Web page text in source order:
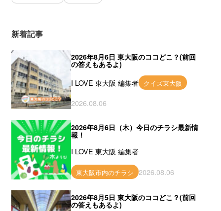
新着記事
2026年8月6日 東大阪のココどこ？(前回
の答えもあるよ)
I LOVE 東大阪 編集者 クイズ東大阪
2026.08.06
2026年8月6日（木）今日のチラシ最新情
報！
I LOVE 東大阪 編集者
東大阪市内のチラシ 2026.08.06
2026年8月5日 東大阪のココどこ？(前回
の答えもあるよ)